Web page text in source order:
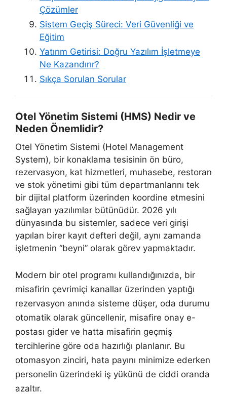
Çözümler
Sistem Geçiş Süreci: Veri Güvenliği ve
Eğitim
Yatırım Getirisi: Doğru Yazılım İşletmeye
Ne Kazandırır?
Sıkça Sorulan Sorular
Otel Yönetim Sistemi (HMS) Nedir ve
Neden Önemlidir?
Otel Yönetim Sistemi (Hotel Management
System), bir konaklama tesisinin ön büro,
rezervasyon, kat hizmetleri, muhasebe, restoran
ve stok yönetimi gibi tüm departmanlarını tek
bir dijital platform üzerinden koordine etmesini
sağlayan yazılımlar bütünüdür. 2026 yılı
dünyasında bu sistemler, sadece veri girişi
yapılan birer kayıt defteri değil, aynı zamanda
işletmenin “beyni” olarak görev yapmaktadır.
Modern bir otel programı kullandığınızda, bir
misafirin çevrimiçi kanallar üzerinden yaptığı
rezervasyon anında sisteme düşer, oda durumu
otomatik olarak güncellenir, misafire onay e-
postası gider ve hatta misafirin geçmiş
tercihlerine göre oda hazırlığı planlanır. Bu
otomasyon zinciri, hata payını minimize ederken
personelin üzerindeki iş yükünü de ciddi oranda
azaltır.